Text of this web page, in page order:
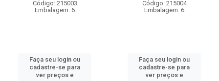
Código: 215003
Embalagem: 6
Faça seu login ou
cadastre-se para
ver preços e
Código: 215004
Embalagem: 6
Faça seu login ou
cadastre-se para
ver preços e